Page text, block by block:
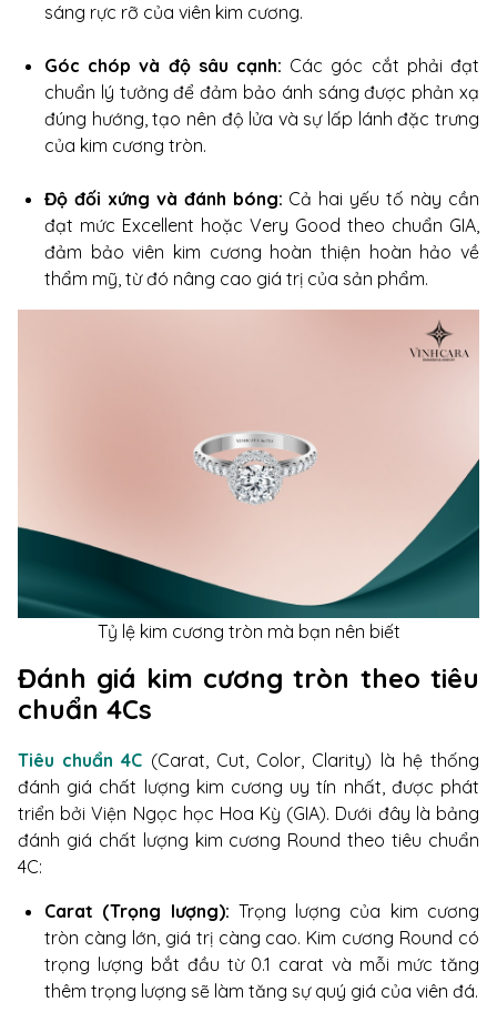
sáng rực rỡ của viên kim cương.
Góc chóp và độ sâu cạnh: Các góc cắt phải đạt
chuẩn lý tưởng để đảm bảo ánh sáng được phản xạ
đúng hướng, tạo nên độ lửa và sự lấp lánh đặc trưng
của kim cương tròn.
Độ đối xứng và đánh bóng: Cả hai yếu tố này cần
đạt mức Excellent hoặc Very Good theo chuẩn GIA,
đảm bảo viên kim cương hoàn thiện hoàn hảo về
thẩm mỹ, từ đó nâng cao giá trị của sản phẩm.
Tỷ lệ kim cương tròn mà bạn nên biết
Đánh giá kim cương tròn theo tiêu
chuẩn 4Cs
Tiêu chuẩn 4C (Carat, Cut, Color, Clarity) là hệ thống
đánh giá chất lượng kim cương uy tín nhất, được phát
triển bởi Viện Ngọc học Hoa Kỳ (GIA). Dưới đây là bảng
đánh giá chất lượng kim cương Round theo tiêu chuẩn
4C:
Carat (Trọng lượng): Trọng lượng của kim cương
tròn càng lớn, giá trị càng cao. Kim cương Round có
trọng lượng bắt đầu từ 0.1 carat và mỗi mức tăng
thêm trọng lượng sẽ làm tăng sự quý giá của viên đá.